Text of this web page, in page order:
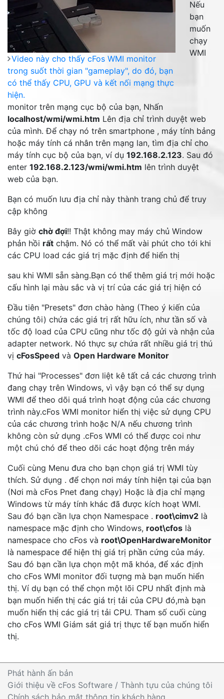
Video này cho thấy cFos WMI monitor
trong suốt thời gian "gameplay", do đó, bạn
có thể thấy CPU, GPU và kết nối mạng thực
hiện.
Nếu
bạn
muốn
chạy
WMI
monitor trên mạng cục bộ của bạn, Nhấn
localhost/wmi/wmi.htm Lên địa chỉ trình duyệt web
của mình. Để chạy nó trên smartphone , máy tính bảng
hoặc máy tính cá nhân trên mạng lan, tìm địa chỉ cho
máy tính cục bộ của bạn, ví dụ 192.168.2.123. Sau đó
enter 192.168.2.123/wmi/wmi.htm lên trình duyệt
web của bạn.
Bạn có muốn lưu địa chỉ này thành trang chủ để truy
cập không
Bây giờ chờ đợi!! Thật không may máy chủ Window
phản hồi rất chậm. Nó có thể mất vài phút cho tới khi
các CPU load các giá trị mặc định để hiển thị
sau khi WMI sẵn sàng.Bạn có thể thêm giá trị mới hoặc
cấu hình lại màu sắc và vị trí của các giá trị hiện có
Đầu tiên "Presets" đơn chào hàng (Theo ý kiến của
chúng tôi) chứa các giá trị rất hữu ích, như tần số và
tốc độ load của CPU cũng như tốc độ gửi và nhận của
adapter network. Nó thực sự chứa rất nhiều giá trị thú
vị cFosSpeed và Open Hardware Monitor
Thứ hai "Processes" đơn liệt kê tất cả các chương trình
đang chạy trên Windows, vì vậy bạn có thể sự dụng
WMI để theo dõi quá trình hoạt động của các chương
trình này.cFos WMI monitor hiển thị việc sử dụng CPU
của các chương trình hoặc N/A nếu chương trình
không còn sử dụng .cFos WMI có thể được coi như
một chú chó để theo dõi các hoạt động trên máy
Cuối cùng Menu đưa cho bạn chọn giá trị WMI tùy
thích. Sử dụng . để chọn nơi máy tính hiện tại của bạn
(Nơi mà cFos Pnet đang chạy) Hoặc là địa chỉ mạng
Windows từ máy tính khác đã được kích hoạt WMI.
Sau đó bạn cần lựa chọn Namespace . root\cimv2 là
namespace mặc định cho Windows, root\cfos là
namespace cho cFos và root\OpenHardwareMonitor
là namespace để hiện thị giá trị phần cứng của máy.
Sau đó bạn cần lựa chọn một mã khóa, để xác định
cho cFos WMI monitor đối tượng mà bạn muốn hiển
thị. Ví dụ bạn có thể chọn một lõi CPU nhất định mà
bạn muốn hiển thị các giá trị tải của CPU đó,mà bạn
muốn hiển thị các giá trị tải CPU. Tham số cuối cùng
cho cFos WMI Giám sát giá trị thực tế bạn muốn hiển
thị.
Phát hành ấn bản
Giới thiệu về cFos Software / Thành tựu của chúng tôi
Chính sách bảo mật thông tin khách hàng